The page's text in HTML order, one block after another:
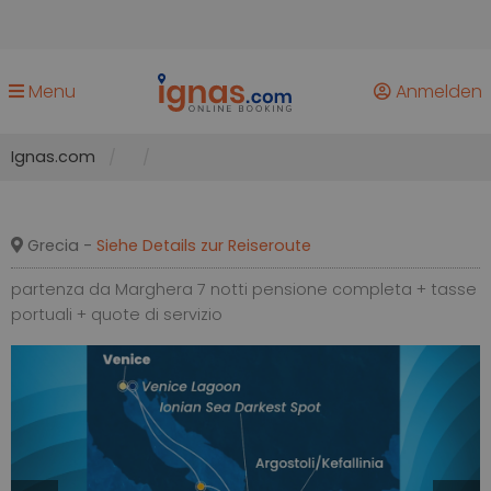
Menu Anmelden
Ignas.com
Grecia - Siehe Details zur Reiseroute
partenza da Marghera 7 notti pensione completa + tasse
portuali + quote di servizio